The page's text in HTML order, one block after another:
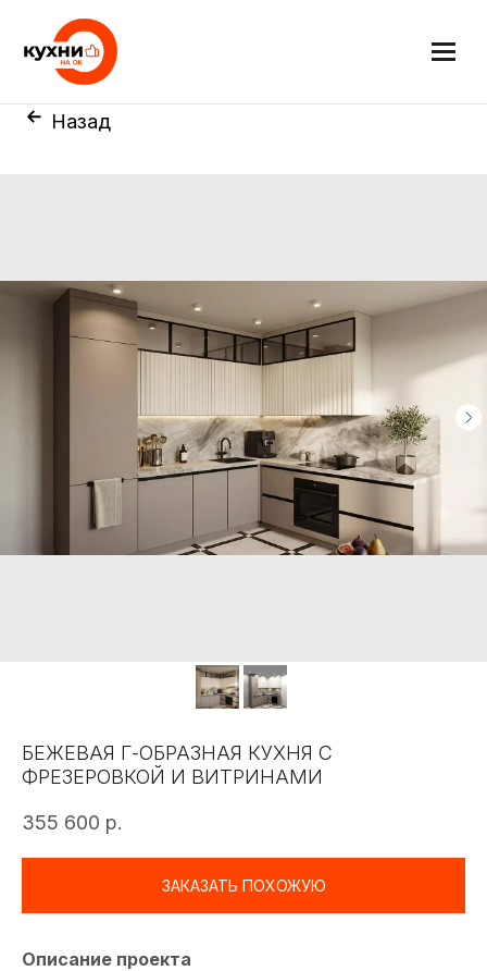
Назад
БЕЖЕВАЯ Г-ОБРАЗНАЯ КУХНЯ С
ФРЕЗЕРОВКОЙ И ВИТРИНАМИ
355 600 р.
ЗАКАЗАТЬ ПОХОЖУЮ
Описание проекта